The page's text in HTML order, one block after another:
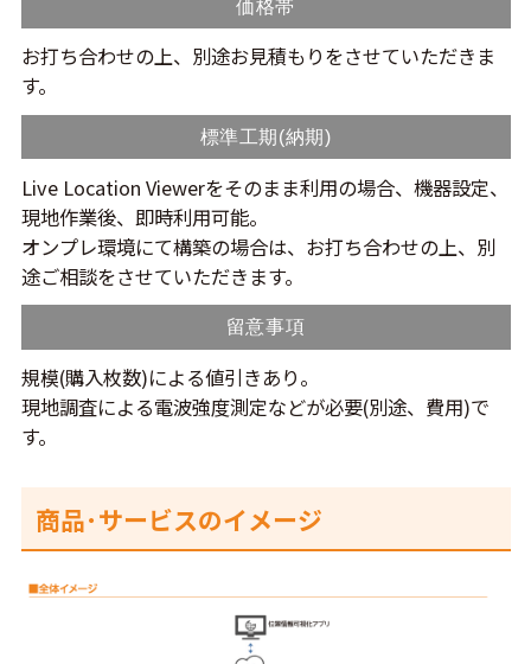
価格帯
お打ち合わせの上、別途お見積もりをさせていただきま
す。
標準工期(納期)
Live Location Viewerをそのまま利用の場合、機器設定、
現地作業後、即時利用可能。
オンプレ環境にて構築の場合は、お打ち合わせの上、別
途ご相談をさせていただきます。
留意事項
規模(購入枚数)による値引きあり。
現地調査による電波強度測定などが必要(別途、費用)で
す。
商品･サービスのイメージ